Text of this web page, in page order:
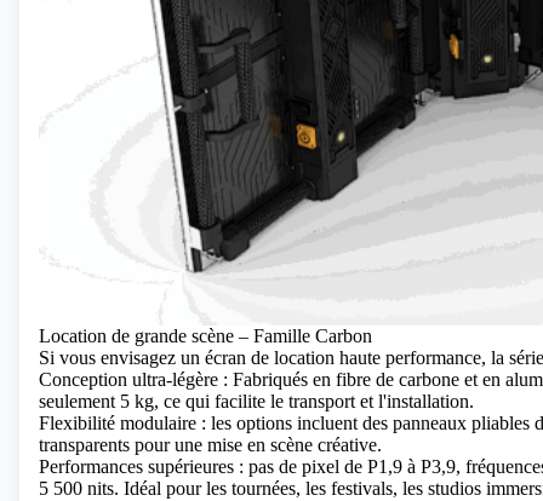
Location de grande scène – Famille Carbon
Si vous envisagez un écran de location haute performance, la
Conception ultra-légère : Fabriqués en fibre de carbone et en
seulement 5 kg, ce qui facilite le transport et l'installation.
Flexibilité modulaire : les options incluent des panneaux pliables
transparents pour une mise en scène créative.
Performances supérieures : pas de pixel de P1,9 à P3,9,
5 500 nits. Idéal pour les tournées, les festivals, les studios